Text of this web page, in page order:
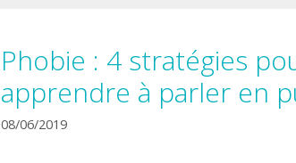
Phobie : 4 stratégies
apprendre à parler en
08/06/2019